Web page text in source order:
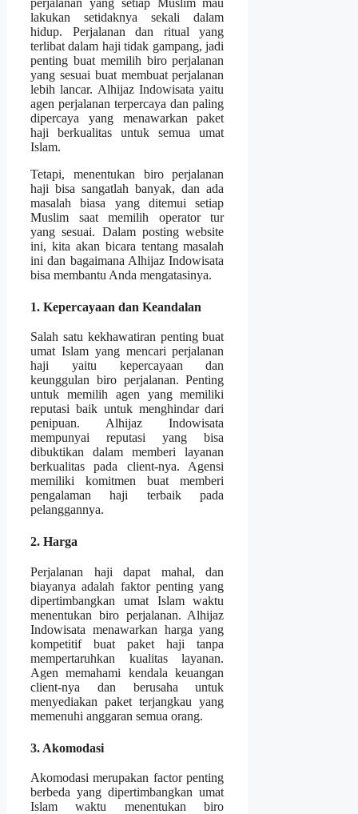
perjalanan yang setiap Muslim mau
lakukan setidaknya sekali dalam
hidup. Perjalanan dan ritual yang
terlibat dalam haji tidak gampang, jadi
penting buat memilih biro perjalanan
yang sesuai buat membuat perjalanan
lebih lancar. Alhijaz Indowisata yaitu
agen perjalanan terpercaya dan paling
dipercaya yang menawarkan paket
haji berkualitas untuk semua umat
Islam.
Tetapi, menentukan biro perjalanan
haji bisa sangatlah banyak, dan ada
masalah biasa yang ditemui setiap
Muslim saat memilih operator tur
yang sesuai. Dalam posting website
ini, kita akan bicara tentang masalah
ini dan bagaimana Alhijaz Indowisata
bisa membantu Anda mengatasinya.
1. Kepercayaan dan Keandalan
Salah satu kekhawatiran penting buat
umat Islam yang mencari perjalanan
haji yaitu kepercayaan dan
keunggulan biro perjalanan. Penting
untuk memilih agen yang memiliki
reputasi baik untuk menghindar dari
penipuan. Alhijaz Indowisata
mempunyai reputasi yang bisa
dibuktikan dalam memberi layanan
berkualitas pada client-nya. Agensi
memiliki komitmen buat memberi
pengalaman haji terbaik pada
pelanggannya.
2. Harga
Perjalanan haji dapat mahal, dan
biayanya adalah faktor penting yang
dipertimbangkan umat Islam waktu
menentukan biro perjalanan. Alhijaz
Indowisata menawarkan harga yang
kompetitif buat paket haji tanpa
mempertaruhkan kualitas layanan.
Agen memahami kendala keuangan
client-nya dan berusaha untuk
menyediakan paket terjangkau yang
memenuhi anggaran semua orang.
3. Akomodasi
Akomodasi merupakan factor penting
berbeda yang dipertimbangkan umat
Islam waktu menentukan biro